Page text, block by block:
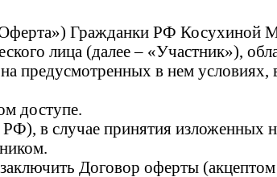
Гражданки РФ Косухиной
лица (далее – «Участник»),
предусмотренных в нем условиях,
доступе.
в случае принятия изложенных
Договор оферты